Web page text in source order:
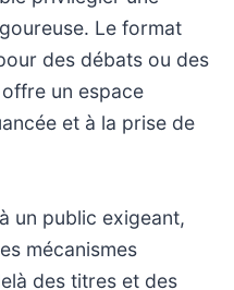
Le format
des débats ou des
un espace
et à la prise de
un public exigeant,
mécanismes
des titres et des